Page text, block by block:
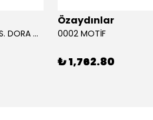
00009749 SUN-SPM-FİGÜR AKS. DORA MİKROFON YAĞMUR ORMANI RİTMİ (DORA) SESLİ
Özaydınlar
0002 MOTİF
₺ 1,762.80